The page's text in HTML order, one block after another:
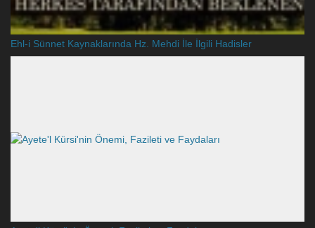
Ehl-i Sünnet Kaynaklarında Hz. Mehdi İle İlgili Hadisler